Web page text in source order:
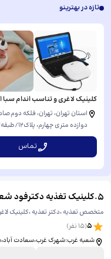
تازه در بهترینو
کلینیک لاغری و تناسب اندام سبا
استان تهران، تهران، فلکه
دوازده متری چهارم، ​پلاک۱۲/طبقه۲
تماس
5
.کلینیک تغذیه دکترفود
متخصص تغذیه ،دکتر تغذیه ،کلینیک
5
(
15 نفر)
شعبه غرب:شهرک غرب،سعادت